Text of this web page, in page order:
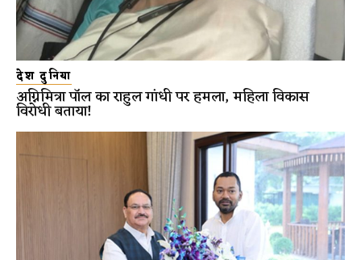
देश दुनिया
अग्निमित्रा पॉल का राहुल गांधी पर हमला, महिला विकास
विरोधी बताया!